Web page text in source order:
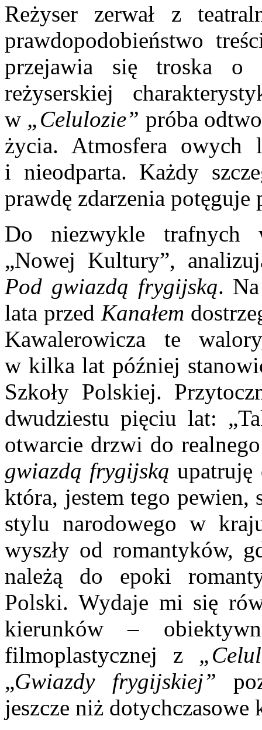
Reżyser zerwał z
prawdopodobień­stwo
przejawia się troska
reżyserskiej
w „Celulozie” próba
ży­cia. Atmosfera owych
i nieodparta. Każdy
prawdę zdarzenia potę­guje
Do niezwykle trafnych
„Nowej Kultury”,
Pod gwiazdą frygijską.
lata przed Kanałem
Kawalerowicza te
w kilka lat później
Szkoły Polskiej.
dwudziestu pięciu lat:
otwarcie drzwi do
gwiazdą frygijską
która, jestem tego pewien,
stylu naro­dowego w
wyszły od romantyków,
należą do epoki
Polski. Wydaje mi się
kierun­ków –
filmoplastycznej z
„Gwiazdy frygijskiej”
jeszcze niż dotychcza­sowe